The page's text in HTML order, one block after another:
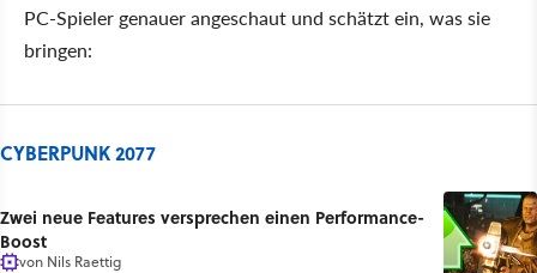
PC-Spieler genauer angeschaut und schätzt ein, was sie
bringen:
CYBERPUNK 2077
Zwei neue Features versprechen einen Performance-
Boost
von Nils Raettig